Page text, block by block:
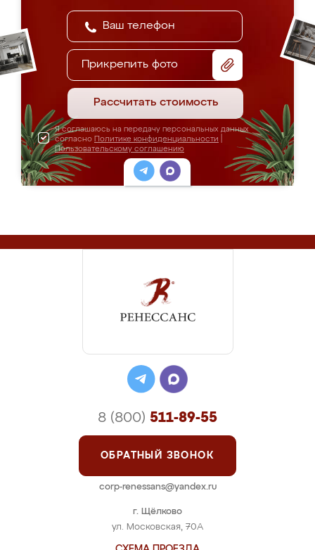
Прикрепить фото
Рассчитать стоимость
Я соглашаюсь на передачу персональных данных
согласно Политике конфиденциальности
Пользовательскому соглашению
г. Щёлково
ул. Московская, 70А
8 (800) 511-89-55
ОБРАТНЫЙ ЗВОНОК
corp-renessans@yandex.ru